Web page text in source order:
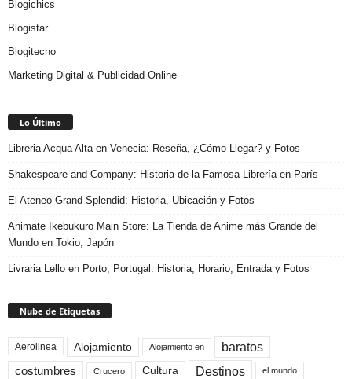
Blogichics
Blogistar
Blogitecno
Marketing Digital & Publicidad Online
Lo Último
Libreria Acqua Alta en Venecia: Reseña, ¿Cómo Llegar? y Fotos
Shakespeare and Company: Historia de la Famosa Librería en París
El Ateneo Grand Splendid: Historia, Ubicación y Fotos
Animate Ikebukuro Main Store: La Tienda de Anime más Grande del
Mundo en Tokio, Japón
Livraria Lello en Porto, Portugal: Historia, Horario, Entrada y Fotos
Nube de Etiquetas
Aerolinea Alojamiento Alojamiento en baratos
costumbres Crucero Cultura Destinos el mundo